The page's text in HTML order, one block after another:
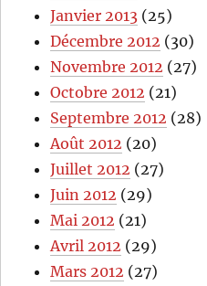
Janvier 2013 (25)
Décembre 2012 (30)
Novembre 2012 (27)
Octobre 2012 (21)
Septembre 2012 (28)
Août 2012 (20)
Juillet 2012 (27)
Juin 2012 (29)
Mai 2012 (21)
Avril 2012 (29)
Mars 2012 (27)